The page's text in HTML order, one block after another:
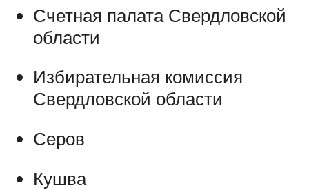
Счетная палата Свердловской
области
Избирательная комиссия
Свердловской области
Серов
Кушва